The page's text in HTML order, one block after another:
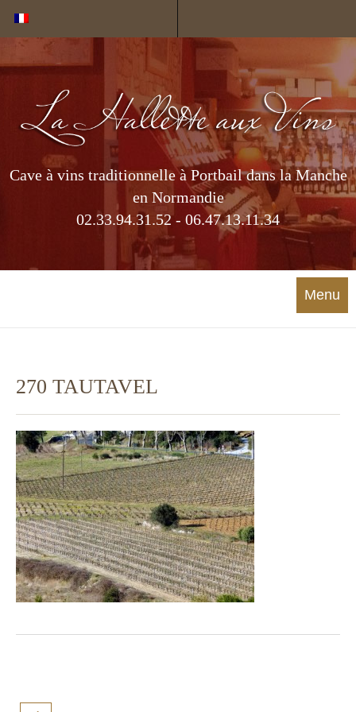
Cave à vins traditionnelle à Portbail dans la Manche
en Normandie
02.33.94.31.52 - 06.47.13.11.34
Menu
270 TAUTAVEL
Cookies management panel